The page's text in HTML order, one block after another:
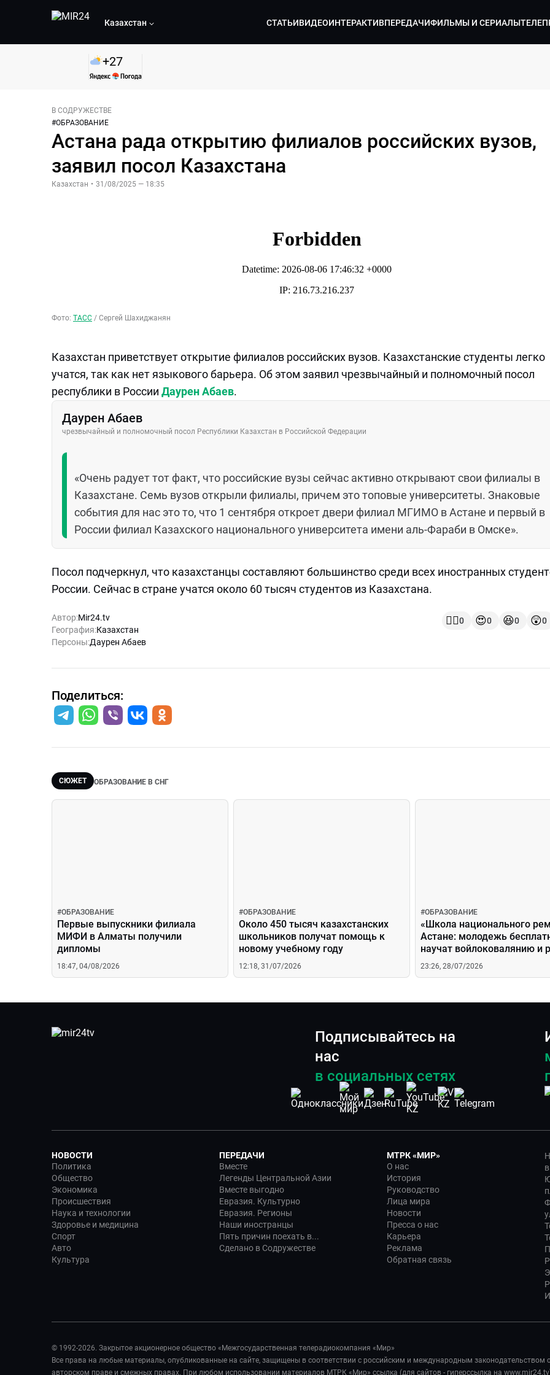
Казахстан СТАТЬИВИДЕОИНТЕРАКТИВПЕРЕДАЧИФИЛЬМЫ И СЕРИАЛЫ
+27
В СОДРУЖЕСТВЕ
#ОБРАЗОВАНИЕ
Астана рада открытию филиалов российских вузов,
заявил посол Казахстана
Казахстан • 31/08/2025 — 18:35
Фото: ТАСС / Сергей Шахиджанян
Казахстан приветствует открытие филиалов российских вузов. Казахстанские студенты легко
учатся, так как нет языкового барьера. Об этом заявил чрезвычайный и полномочный посол
республики в России Даурен Абаев.
Даурен Абаев
чрезвычайный и полномочный посол Республики Казахстан в Российской Федерации
«Очень радует тот факт, что российские вузы сейчас активно открывают свои филиалы в
Казахстане. Семь вузов открыли филиалы, причем это топовые университеты. Знаковые
события для нас это то, что 1 сентября откроет двери филиал МГИМО в Астане и первый в
России филиал Казахского национального университета имени аль-Фараби в Омске».
Посол подчеркнул, что казахстанцы составляют большинство среди всех иностранных
России. Сейчас в стране учатся около 60 тысяч студентов из Казахстана.
Автор:Mir24.tv
География:Казахстан
Персоны:Даурен Абаев
👍🏻0 😍0 😆0 😲0
Поделиться:
СЮЖЕТ ОБРАЗОВАНИЕ В СНГ
#ОБРАЗОВАНИЕ
Первые выпускники филиала
МИФИ в Алматы получили
дипломы
18:47, 04/08/2026
#ОБРАЗОВАНИЕ
Около 450 тысяч казахстанских
школьников получат помощь к
новому учебному году
12:18, 31/07/2026
#ОБРАЗОВАНИЕ
«Школа национального
Астане: молодежь
научат войлоковалянию и
по дереву
23:26, 28/07/2026
Подписывайтесь на
нас
в социальных сетях
НОВОСТИ
Политика
Общество
Экономика
Происшествия
Наука и технологии
Здоровье и медицина
Спорт
Авто
Культура
ПЕРЕДАЧИ
Вместе
Легенды Центральной Азии
Вместе выгодно
Евразия. Культурно
Евразия. Регионы
Наши иностранцы
Пять причин поехать в...
Сделано в Содружестве
МТРК «МИР»
О нас
История
Руководство
Лица мира
Новости
Пресса о нас
Карьера
Реклама
Обратная связь
© 1992-2026. Закрытое акционерное общество «Межгосударственная телерадиокомпания «Мир»
Все права на любые материалы, опубликованные на сайте, защищены в соответствии с российским и международным законодательством
авторском праве и смежных правах. При любом использовании материалов МТРК «Мир» ссылка (для сайтов - гиперссылка на